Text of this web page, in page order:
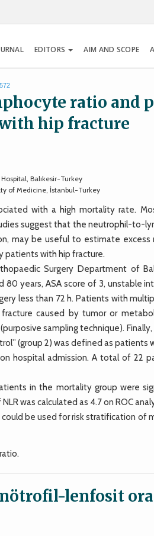
EDITORS AIM AND SCOPE
ratio and
hip fracture
Balıkesir-Turkey
of Medicine, İstanbul-Turkey
with a high mortality rate.
suggest that the neutrophil-to-
may be useful to estimate
patients with hip fracture.
Surgery Department of
years, ASA score of 3, unstable
less than 72 h. Patients with
caused by tumor or
sampling technique). Finally,
(group 2) was defined as patients
hospital admission. A total of 22
in the mortality group were
was calculated as 4.7 on ROC
could be used for risk stratification
nötrofil-lenfosit